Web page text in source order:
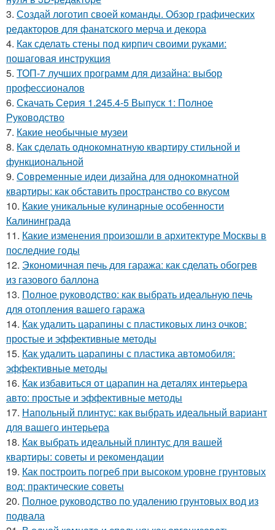
3. Создай логотип своей команды. Обзор графических
редакторов для фанатского мерча и декора
4. Как сделать стены под кирпич своими руками:
пошаговая инструкция
5. ТОП-7 лучших программ для дизайна: выбор
профессионалов
6. Скачать Серия 1.245.4-5 Выпуск 1: Полное
Руководство
7. Какие необычные музеи
8. Как сделать однокомнатную квартиру стильной и
функциональной
9. Современные идеи дизайна для однокомнатной
квартиры: как обставить пространство со вкусом
10. Какие уникальные кулинарные особенности
Калининграда
11. Какие изменения произошли в архитектуре Москвы в
последние годы
12. Экономичная печь для гаража: как сделать обогрев
из газового баллона
13. Полное руководство: как выбрать идеальную печь
для отопления вашего гаража
14. Как удалить царапины с пластиковых линз очков:
простые и эффективные методы
15. Как удалить царапины с пластика автомобиля:
эффективные методы
16. Как избавиться от царапин на деталях интерьера
авто: простые и эффективные методы
17. Напольный плинтус: как выбрать идеальный вариант
для вашего интерьера
18. Как выбрать идеальный плинтус для вашей
квартиры: советы и рекомендации
19. Как построить погреб при высоком уровне грунтовых
вод: практические советы
20. Полное руководство по удалению грунтовых вод из
подвала